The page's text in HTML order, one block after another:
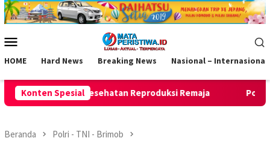
Loncat
ke
Mobile
HOME Hard News Breaking News Nasional – Internasional
Konten Spesial
Remaja Polresta Bandung gerebek gudang
Beranda Polri - TNI - Brimob